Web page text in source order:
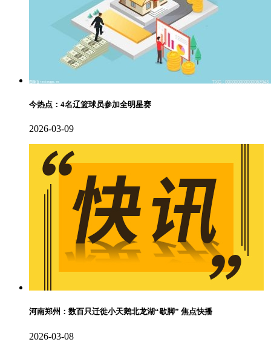
今热点：4名辽篮球员参加全明星赛
2026-03-09
河南郑州：数百只迁徙小天鹅北龙湖“歇脚” 焦点快播
2026-03-08